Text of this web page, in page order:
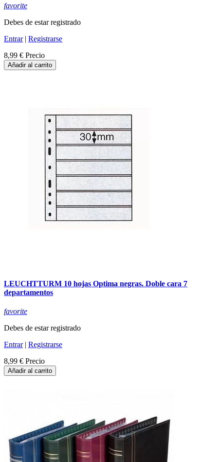
favorite
Debes de estar registrado
Entrar| Registrarse
8,99 € Precio
Añadir al carrito
LEUCHTTURM 10 hojas Optima negras. Doble cara 7
departamentos
favorite
Debes de estar registrado
Entrar| Registrarse
8,99 € Precio
Añadir al carrito